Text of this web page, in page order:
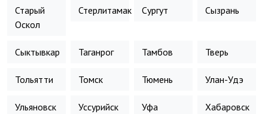
Старый
Оскол
Стерлитамак Сургут Сызрань
Сыктывкар Таганрог Тамбов Тверь
Тольятти Томск Тюмень Улан-Удэ
Ульяновск Уссурийск Уфа Хабаровск